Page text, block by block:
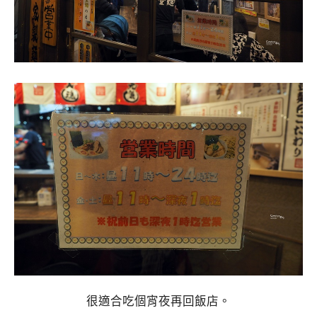
很適合吃個宵夜再回飯店。